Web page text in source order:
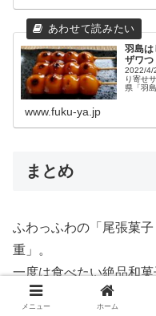
羽島は
ザワつ
2022/4/
り寄せ
県「羽
www.fuku-ya.jp
まとめ
ふわっふわの「尾張菓
重」。
一度は食べたい絶品和
メニュー ホーム